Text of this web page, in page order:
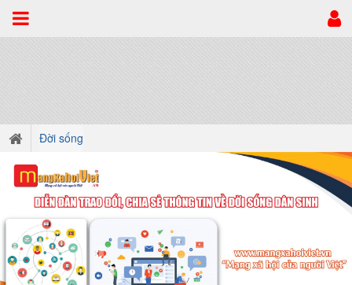
Đời sống